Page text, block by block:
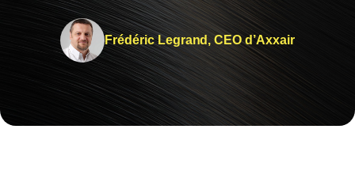
Frédéric Legrand, CEO d’Axxair